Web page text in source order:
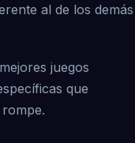
al de los demás
juegos
que